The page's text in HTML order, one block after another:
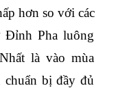
hơn so với các
Đỉnh Pha luông
là vào mùa
chuẩn bị đầy đủ